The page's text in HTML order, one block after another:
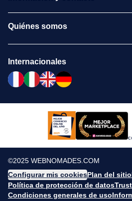
Quiénes somos
Internacionales
©2025 WEBNOMADES.COM
Configurar mis cookiesPlan del sitio
Política de protección de datos
Condiciones generales de uso